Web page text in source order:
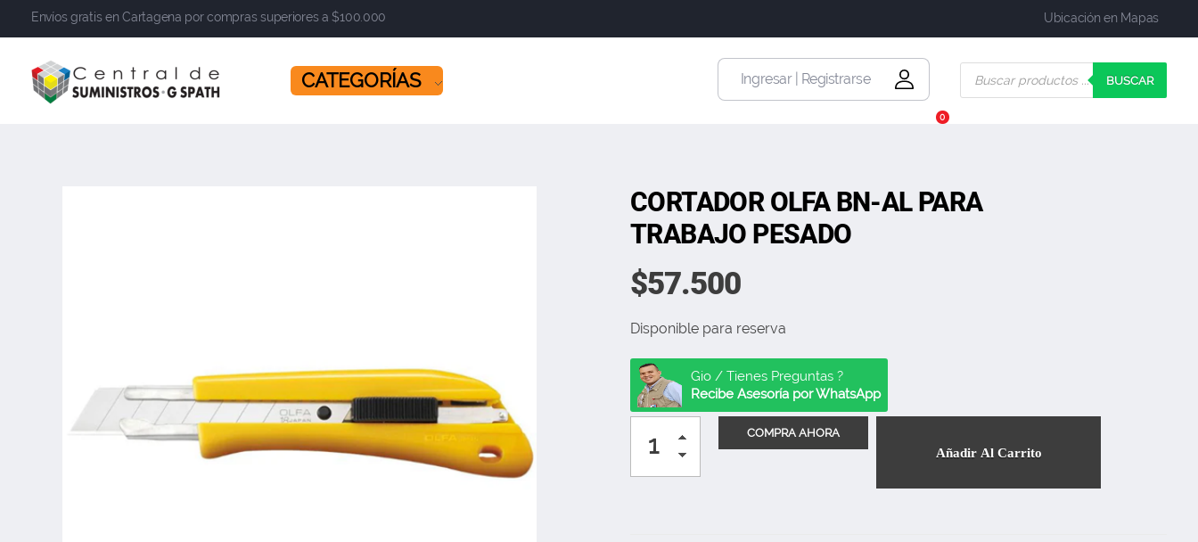
Envíos gratis en Cartagena por compras superiores a $100.000 Ubicación en Mapas
​​​​​​​ CATEGORÍAS Ingresar | Registrarse
0
BUSCAR
CORTADOR OLFA BN-AL PARA
TRABAJO PESADO
$57.500
Disponible para reserva
Gio / Tienes Preguntas ?
Recibe Asesoría por WhatsApp
Añadir Al Carrito